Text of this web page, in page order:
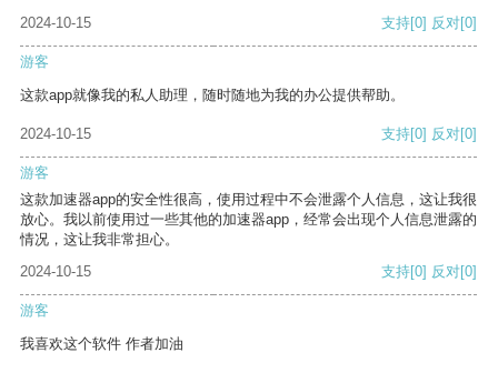
2024-10-15 支持[0] 反对[0]
游客
这款app就像我的私人助理，随时随地为我的办公提供帮助。
2024-10-15 支持[0] 反对[0]
游客
这款加速器app的安全性很高，使用过程中不会泄露个人信息，这让我很
放心。我以前使用过一些其他的加速器app，经常会出现个人信息泄露的
情况，这让我非常担心。
2024-10-15
支持[0] 反对[0]
游客
我喜欢这个软件 作者加油